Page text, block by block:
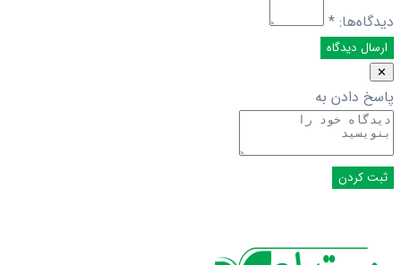
دیدگاه‌ها: *
✕
پاسخ دادن به